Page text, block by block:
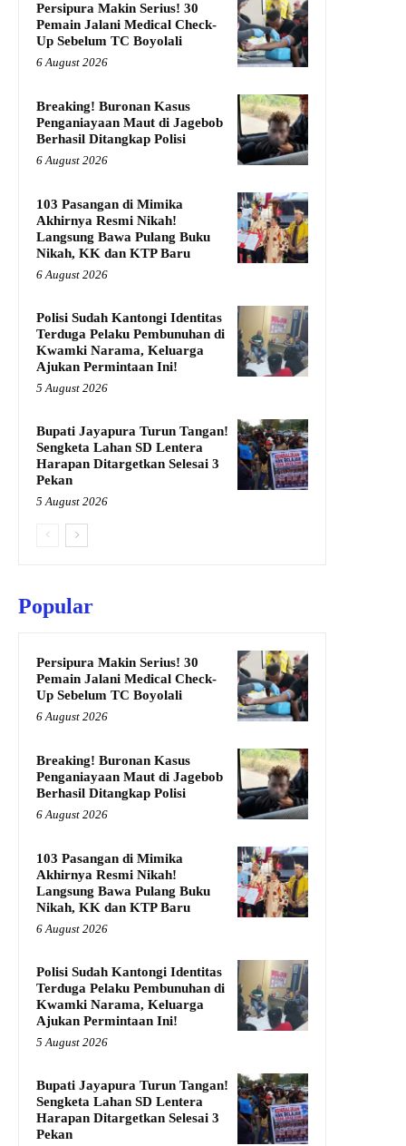
Persipura Makin Serius! 30
Pemain Jalani Medical Check-
Up Sebelum TC Boyolali
6 August 2026
Breaking! Buronan Kasus
Penganiayaan Maut di Jagebob
Berhasil Ditangkap Polisi
6 August 2026
103 Pasangan di Mimika
Akhirnya Resmi Nikah!
Langsung Bawa Pulang Buku
Nikah, KK dan KTP Baru
6 August 2026
Polisi Sudah Kantongi Identitas
Terduga Pelaku Pembunuhan di
Kwamki Narama, Keluarga
Ajukan Permintaan Ini!
5 August 2026
Bupati Jayapura Turun Tangan!
Sengketa Lahan SD Lentera
Harapan Ditargetkan Selesai 3
Pekan
5 August 2026
Popular
Persipura Makin Serius! 30
Pemain Jalani Medical Check-
Up Sebelum TC Boyolali
6 August 2026
Breaking! Buronan Kasus
Penganiayaan Maut di Jagebob
Berhasil Ditangkap Polisi
6 August 2026
103 Pasangan di Mimika
Akhirnya Resmi Nikah!
Langsung Bawa Pulang Buku
Nikah, KK dan KTP Baru
6 August 2026
Polisi Sudah Kantongi Identitas
Terduga Pelaku Pembunuhan di
Kwamki Narama, Keluarga
Ajukan Permintaan Ini!
5 August 2026
Bupati Jayapura Turun Tangan!
Sengketa Lahan SD Lentera
Harapan Ditargetkan Selesai 3
Pekan